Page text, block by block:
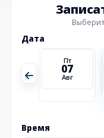
Дата
Пт
07
Авг
Время